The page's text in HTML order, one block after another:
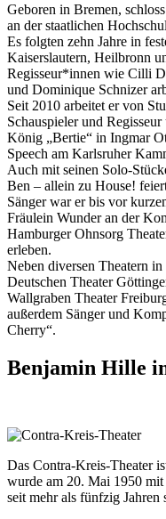
Geboren in Bremen,
an der staatlichen
Es folgten zehn Jahre in
Kaiserslautern, Heilbronn
Regisseur*innen wie Cilli
und Dominique Schnizer
Seit 2010 arbeitet er von
Schauspieler und
König „Bertie“ in Ingmar
Speech am Karlsruher
Auch mit seinen Solo-
Ben – allein zu House!
Sänger war er bis vor
Fräulein Wunder an der
Hamburger Ohnsorg
erleben.
Neben diversen Theatern
Deutschen Theater
Wallgraben Theater
außerdem Sänger und
Cherry“.
Benjamin Hille
Das Contra-Kreis-Theater
wurde am 20. Mai 1950
seit mehr als fünfzig Jahren